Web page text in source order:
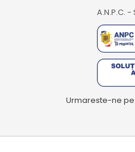
A.N.P.C. -
Urmareste-ne